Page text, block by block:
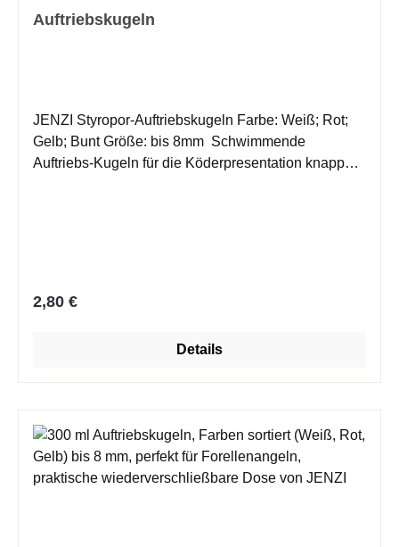
Auftriebskugeln
JENZI Styropor-Auftriebskugeln Farbe: Weiß; Rot;
Gelb; Bunt Größe: bis 8mm Schwimmende
Auftriebs-Kugeln für die Köderpresentation knapp
Regulärer Preis:
2,80 €
Details